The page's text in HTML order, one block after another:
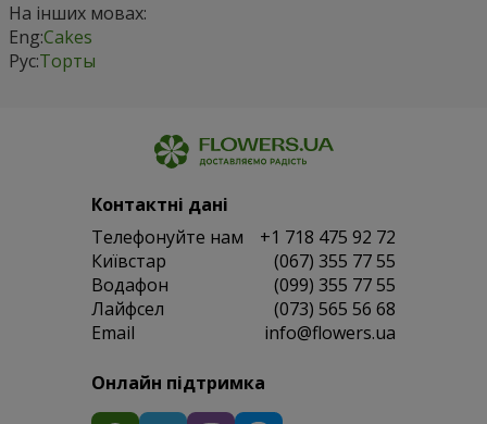
На інших мовах:
Eng:Cakes
Рус:Торты
Контактні дані
Телефонуйте нам
+1 718 475 92 72
Київстар
(067) 355 77 55
Водафон
(099) 355 77 55
Лайфсел
(073) 565 56 68
Email
info@flowers.ua
Онлайн підтримка